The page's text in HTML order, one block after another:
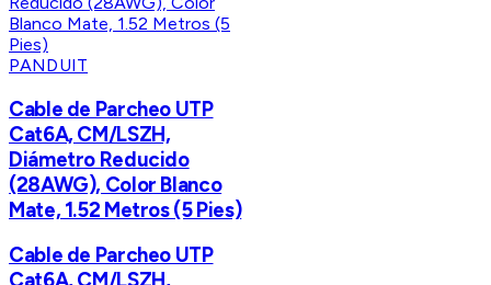
PANDUIT
Cable de Parcheo UTP
Cat6A, CM/LSZH,
Diámetro Reducido
(28AWG), Color Blanco
Mate, 1.52 Metros (5 Pies)
Cable de Parcheo UTP